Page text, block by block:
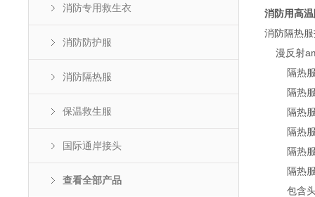
消防专用救生衣
消防防护服
消防隔热服
保温救生服
国际通岸接头
查看全部产品
消防用高
消防隔热
漫反射
隔热服
隔热服
隔热服
隔热服
隔热服
隔热服可
包含头